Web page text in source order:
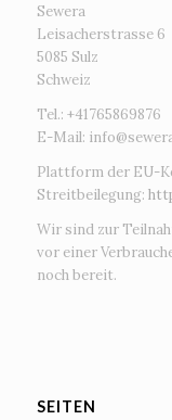
Sewera
Leisacherstrasse 6
5085 Sulz
Schweiz
Tel.: +41765869876
E-Mail:
Plattform der EU-
Streitbeilegung:
Wir sind zur
vor einer
noch bereit.
SEITEN